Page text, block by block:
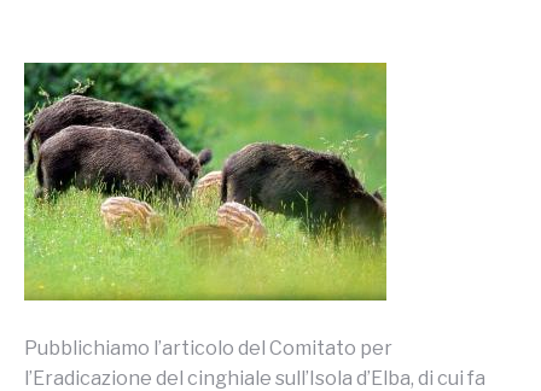
Pubblichiamo l’articolo del Comitato per
l’Eradicazione del cinghiale sull’Isola d’Elba, di cui fa